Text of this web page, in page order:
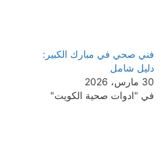
فني صحي في مبارك الكبير:
دليل شامل
30 مارس، 2026
في "ادوات صحية الكويت"